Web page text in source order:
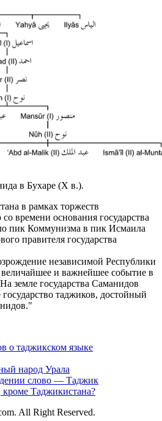
в Бухаре (X в.).
в рамках торжеств
времени основания государства
пик Коммунизма в пик Исмаила
правителя государства
независимой Республики
и важнейшее событие в
земле государства Саманидов
таджиков, достойный
о таджикском языке
народ Урала
слово — Таджик
Таджикистана?
All Right Reserved.